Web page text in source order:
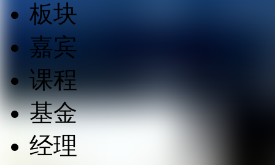
板块
嘉宾
课程
基金
经理